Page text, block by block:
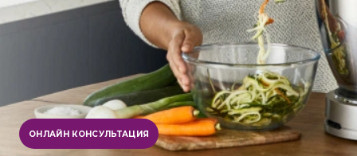
ОНЛАЙН КОНСУЛЬТАЦИЯ